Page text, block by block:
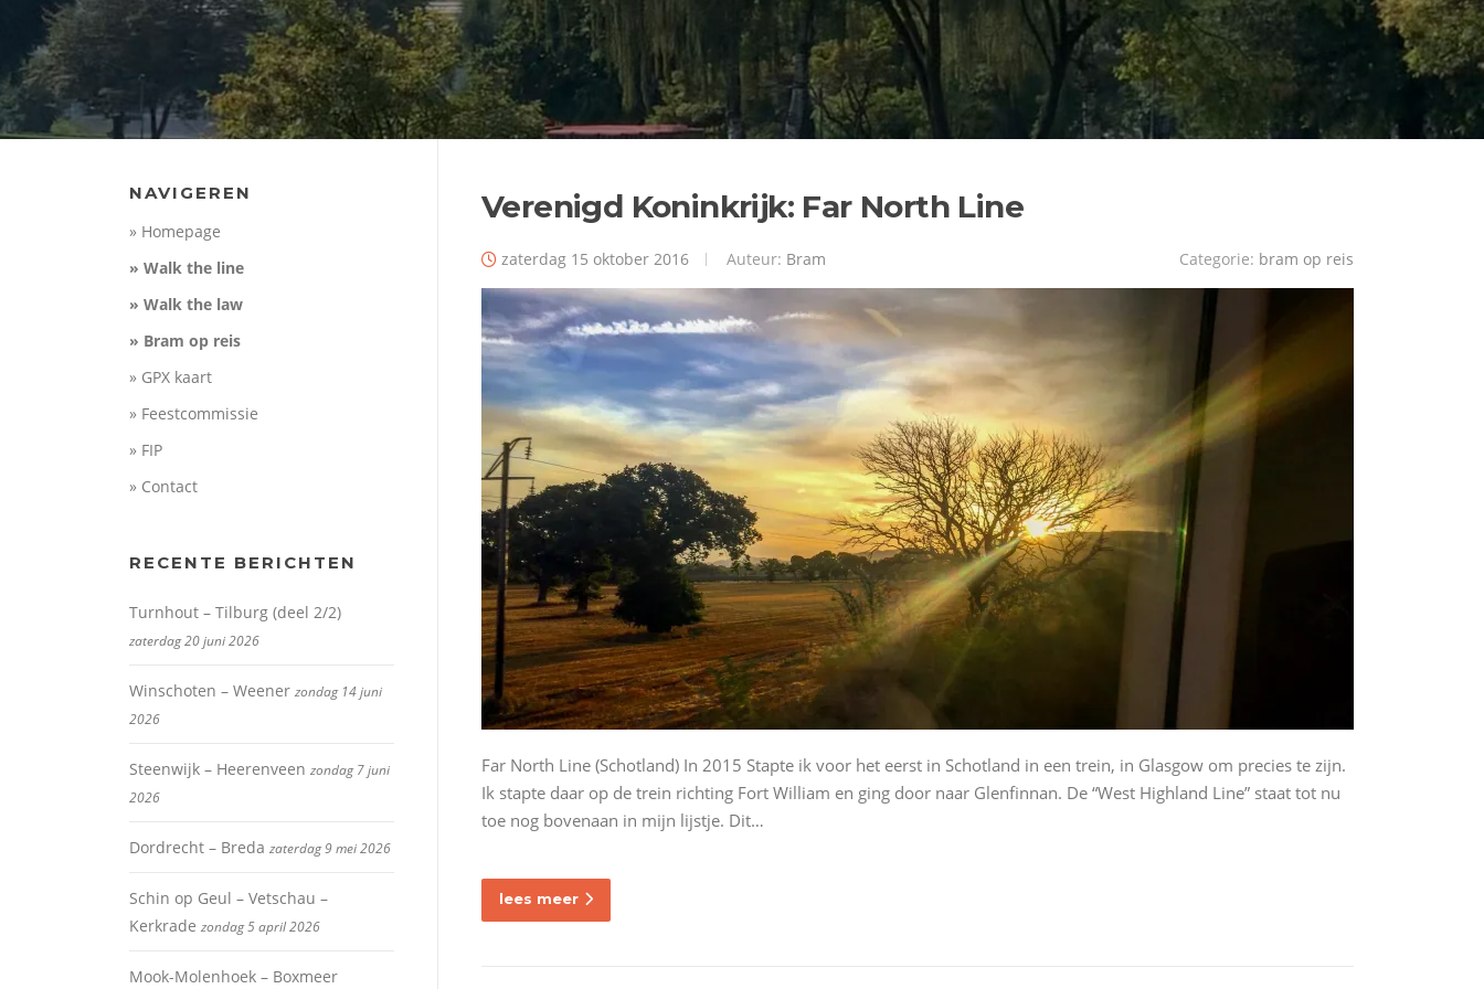
Verenigd Koninkrijk: Far North Line
zaterdag 15 oktober 2016 Auteur: Bram Categorie: bram op reis
Far North Line (Schotland) In 2015 Stapte ik voor het eerst in Schotland in een trein, in Glasgow om precies te zijn.
Ik stapte daar op de trein richting Fort William en ging door naar Glenfinnan. De “West Highland Line” staat tot nu
toe nog bovenaan in mijn lijstje. Dit…
lees meer
NAVIGEREN
» Homepage
» Walk the line
» Walk the law
» Bram op reis
» GPX kaart
» Feestcommissie
» FIP
» Contact
RECENTE BERICHTEN
Turnhout – Tilburg (deel 2/2)
zaterdag 20 juni 2026
Winschoten – Weener zondag 14 juni
2026
Steenwijk – Heerenveen zondag 7 juni
2026
Dordrecht – Breda zaterdag 9 mei 2026
Schin op Geul – Vetschau –
Kerkrade zondag 5 april 2026
Mook-Molenhoek – Boxmeer